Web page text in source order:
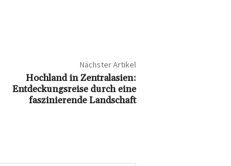
Nächster Artikel
Hochland in Zentralasien:
Entdeckungsreise durch eine
faszinierende Landschaft